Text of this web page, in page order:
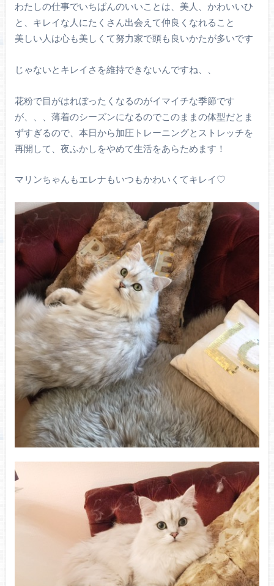
わたしの仕事でいちばんのいいことは、美人、かわいいひ
と、キレイな人にたくさん出会えて仲良くなれること
美しい人は心も美しくて努力家で頭も良いかたが多いです
じゃないとキレイさを維持できないんですね、、
花粉で目がはれぼったくなるのがイマイチな季節です
が、、、薄着のシーズンになるのでこのままの体型だとま
ずすぎるので、本日から加圧トレーニングとストレッチを
再開して、夜ふかしをやめて生活をあらためます！
マリンちゃんもエレナもいつもかわいくてキレイ♡